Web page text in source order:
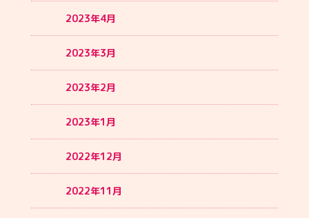
2023年4月
2023年3月
2023年2月
2023年1月
2022年12月
2022年11月